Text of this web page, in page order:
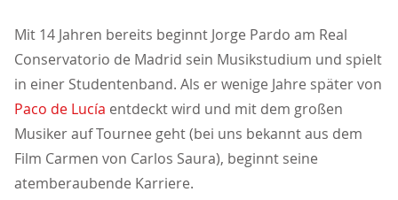
Mit 14 Jahren bereits beginnt Jorge Pardo am Real
Conservatorio de Madrid sein Musikstudium und spielt
in einer Studentenband. Als er wenige Jahre später von
Paco de Lucía entdeckt wird und mit dem großen
Musiker auf Tournee geht (bei uns bekannt aus dem
Film Carmen von Carlos Saura), beginnt seine
atemberaubende Karriere.